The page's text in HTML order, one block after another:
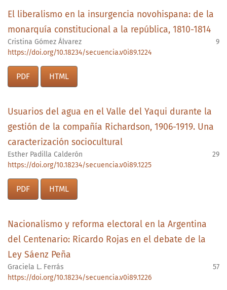
El liberalismo en la insurgencia novohispana: de la
monarquía constitucional a la república, 1810-1814
Cristina Gómez Álvarez
9
https://doi.org/10.18234/secuencia.v0i89.1224
PDF HTML
Usuarios del agua en el Valle del Yaqui durante la
gestión de la compañía Richardson, 1906-1919. Una
caracterización sociocultural
Esther Padilla Calderón
29
https://doi.org/10.18234/secuencia.v0i89.1225
PDF HTML
Nacionalismo y reforma electoral en la Argentina
del Centenario: Ricardo Rojas en el debate de la
Ley Sáenz Peña
Graciela L. Ferrás
57
https://doi.org/10.18234/secuencia.v0i89.1226